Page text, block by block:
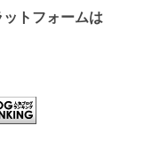
トフォームは